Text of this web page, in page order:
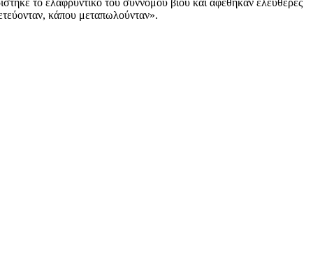
κάπου μεταπωλούνταν».